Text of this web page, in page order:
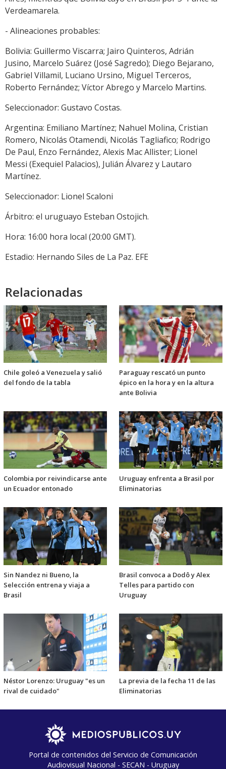
Verdeamarela.
- Alineaciones probables:
Bolivia: Guillermo Viscarra; Jairo Quinteros, Adrián
Jusino, Marcelo Suárez (José Sagredo); Diego Bejarano,
Gabriel Villamil, Luciano Ursino, Miguel Terceros,
Roberto Fernández; Víctor Abrego y Marcelo Martins.
Seleccionador: Gustavo Costas.
Argentina: Emiliano Martínez; Nahuel Molina, Cristian
Romero, Nicolás Otamendi, Nicolás Tagliafico; Rodrigo
De Paul, Enzo Fernández, Alexis Mac Allister; Lionel
Messi (Exequiel Palacios), Julián Álvarez y Lautaro
Martínez.
Seleccionador: Lionel Scaloni
Árbitro: el uruguayo Esteban Ostojich.
Hora: 16:00 hora local (20:00 GMT).
Estadio: Hernando Siles de La Paz. EFE
Relacionadas
Chile goleó a Venezuela y salió
del fondo de la tabla
Paraguay rescató un punto
épico en la hora y en la altura
ante Bolivia
Colombia por reivindicarse ante
un Ecuador entonado
Uruguay enfrenta a Brasil por
Eliminatorias
Sin Nandez ni Bueno, la
Selección entrena y viaja a
Brasil
Brasil convoca a Dodô y Alex
Telles para partido con
Uruguay
Néstor Lorenzo: Uruguay "es un
rival de cuidado"
La previa de la fecha 11 de las
Eliminatorias
Portal de contenidos del Servicio de Comunicación
Audiovisual Nacional - SECAN - Uruguay